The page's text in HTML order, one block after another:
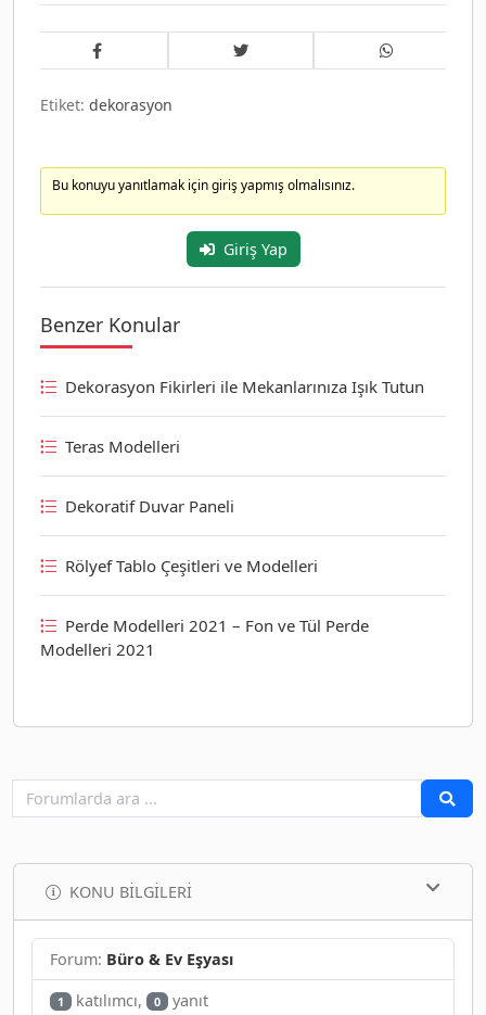
Etiket: dekorasyon
Bu konuyu yanıtlamak için giriş yapmış olmalısınız.
Giriş Yap
Benzer Konular
Dekorasyon Fikirleri ile Mekanlarınıza Işık Tutun
Teras Modelleri
Dekoratif Duvar Paneli
Rölyef Tablo Çeşitleri ve Modelleri
Perde Modelleri 2021 – Fon ve Tül Perde
Modelleri 2021
KONU BILGILERI
Forum: Büro & Ev Eşyası
1 katılımcı, 0 yanıt